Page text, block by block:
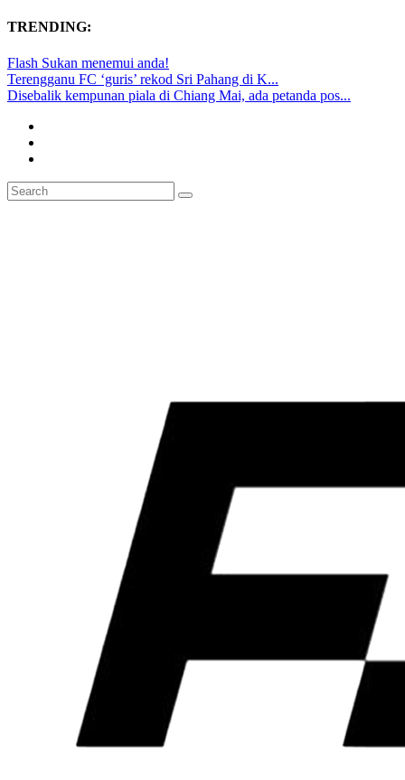
TRENDING:
Flash Sukan menemui anda!
Terengganu FC ‘guris’ rekod Sri Pahang di K...
Disebalik kempunan piala di Chiang Mai, ada petanda pos...